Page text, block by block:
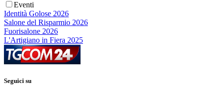
Eventi
Identità Golose 2026
Salone del Risparmio 2026
Fuorisalone 2026
L'Artigiano in Fiera 2025
Seguici su